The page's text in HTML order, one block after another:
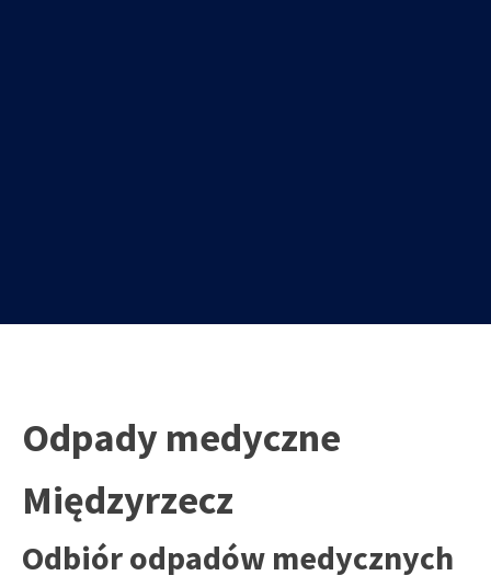
Odpady medyczne
Międzyrzecz
Odbiór odpadów medycznych